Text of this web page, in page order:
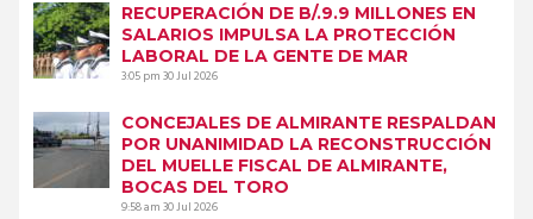
RECUPERACIÓN DE B/.9.9 MILLONES EN
SALARIOS IMPULSA LA PROTECCIÓN
LABORAL DE LA GENTE DE MAR
3:05 pm30 Jul 2026
CONCEJALES DE ALMIRANTE RESPALDAN
POR UNANIMIDAD LA RECONSTRUCCIÓN
DEL MUELLE FISCAL DE ALMIRANTE,
BOCAS DEL TORO
9:58 am30 Jul 2026